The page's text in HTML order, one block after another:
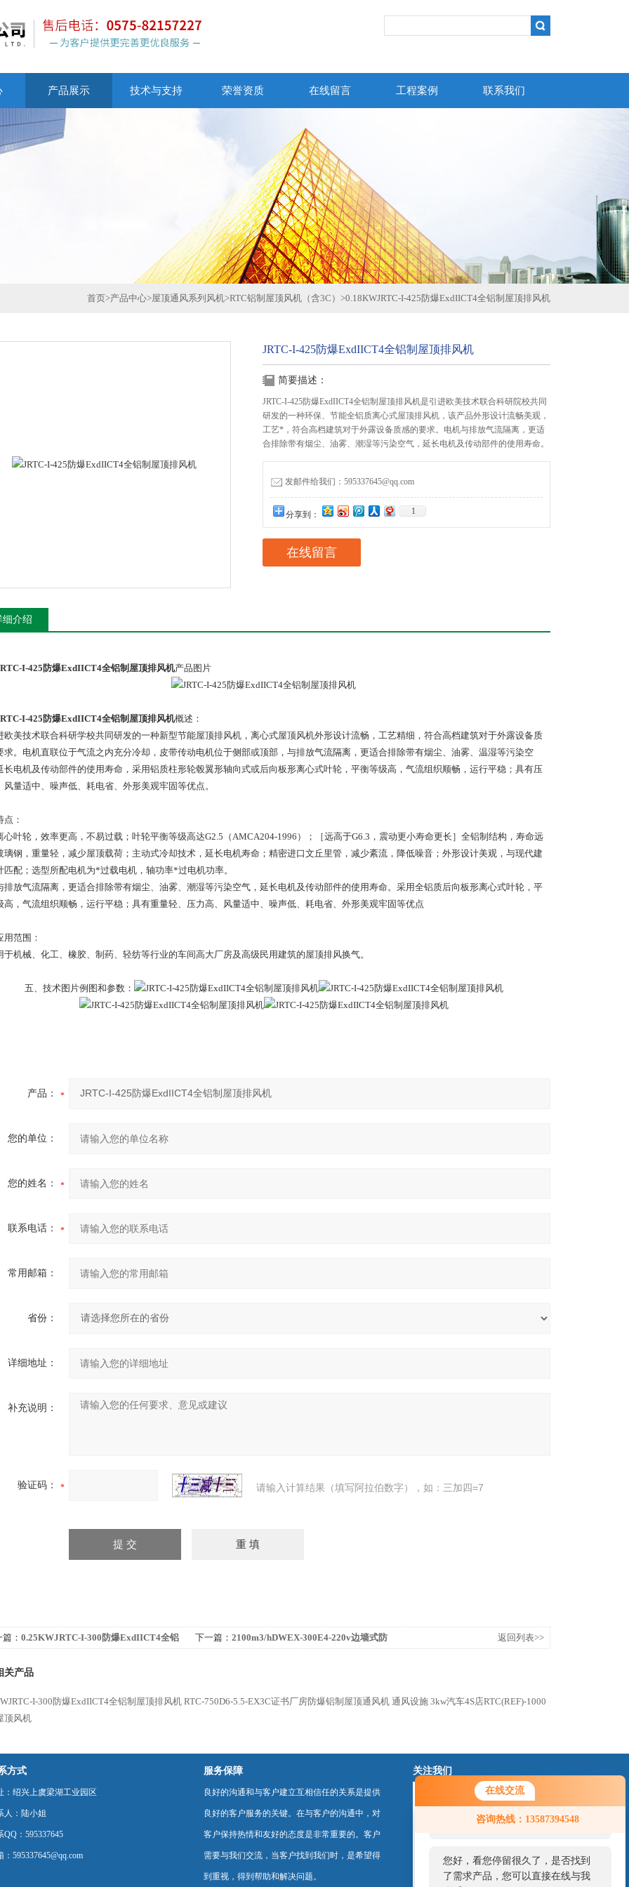
在线交流
咨询热线：13587394548
您好！欢迎前来咨询，很高兴为您
服务，请问您要咨询什么问题呢？
您好，看您停留很久了，是否找到
了需求产品，您可以直接在线与我
产品展示 技术与支持 荣誉资质 在线留言 工程案例 联系我们
首页>产品中心>屋顶通风系列风机>RTC铝制屋顶风机（含3C） >0.18KWJRTC-I-425防爆ExdIICT4全铝制屋顶排风机
JRTC-I-425防爆ExdIICT4全铝制屋顶排风机
简要描述：
JRTC-I-425防爆ExdIICT4全铝制屋顶排风机是引进欧美技术联合科研院校共同
研发的一种环保、节能全铝质离心式屋顶排风机，该产品外形设计流畅美观，
工艺*，符合高档建筑对于外露设备质感的要求。电机与排放气流隔离，更适
合排除带有烟尘、油雾、潮湿等污染空气，延长电机及传动部件的使用寿命。
发邮件给我们：595337645@qq.com
分享到： 1
在线留言
细介绍
I-425防爆ExdIICT4全铝制屋顶排风机产品图片
I-425防爆ExdIICT4全铝制屋顶排风机概述：
欧美技术联合科研学校共同研发的一种新型节能屋顶排风机，离心式屋顶风机外形设计流畅，工艺精细，符合高档建筑对于外露设备质
求。电机直联位于气流之内充分冷却，皮带传动电机位于侧部或顶部，与排放气流隔离，更适合排除带有烟尘、油雾、温湿等污染空
长电机及传动部件的使用寿命，采用铝质柱形轮毂翼形轴向式或后向板形离心式叶轮，平衡等级高，气流组织顺畅，运行平稳；具有压
风量适中、噪声低、耗电省、外形美观牢固等优点。
点：
心叶轮，效率更高，不易过载；叶轮平衡等级高达G2.5（AMCA204-1996）；［远高于G6.3，震动更小寿命更长］全铝制结构，寿命远
璃钢，重量轻，减少屋顶载荷；主动式冷却技术，延长电机寿命；精密进口文丘里管，减少紊流，降低噪音；外形设计美观，与现代建
匹配；选型所配电机为*过载电机，轴功率*过电机功率。
排放气流隔离，更适合排除带有烟尘、油雾、潮湿等污染空气，延长电机及传动部件的使用寿命。采用全铝质后向板形离心式叶轮，平
高，气流组织顺畅，运行平稳；具有重量轻、压力高、风量适中、噪声低、耗电省、外形美观牢固等优点
用范围：
于机械、化工、橡胶、制药、轻纺等行业的车间高大厂房及高级民用建筑的屋顶排风换气。
五、 技术图片例图和参数：
产品：
您的单位：
您的姓名：
联系电话：
常用邮箱：
省份：
详细地址：
补充说明：
验证码： 请输入计算结果（填写阿拉伯数字），如：三加四=7
： 0.25KWJRTC-I-300防爆ExdIICT4全铝
下一篇： 2100m3/hDWEX-300E4-220v边墙式防
返回列表>>
关产品
I-300防爆ExdIICT4全铝制屋顶排风机 RTC-750D6-5.5-EX3C证书厂房防爆铝制屋顶通风机 通风设施 3kw汽车4S店RTC(REF)-1000
顶风机
方式
：绍兴上虞梁湖工业园区
人：陆小姐
QQ：595337645
：595337645@qq.com
服务保障
良好的沟通和与客户建立互相信任的关系是提供
良好的客户服务的关键。在与客户的沟通中，对
客户保持热情和友好的态度是非常重要的。客户
需要与我们交流，当客户找到我们时，是希望得
到重视，得到帮助和解决问题。
关注我们